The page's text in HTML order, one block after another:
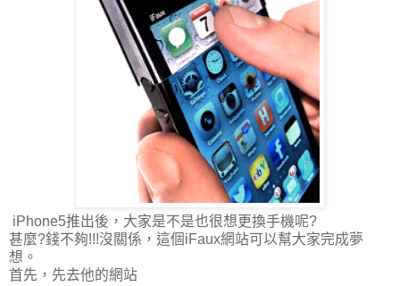
iPhone5推出後，大家是不是也很想更換手機呢?
甚麼?錢不夠!!!沒關係，這個iFaux網站可以幫大家完成夢
想。
首先，先去他的網站